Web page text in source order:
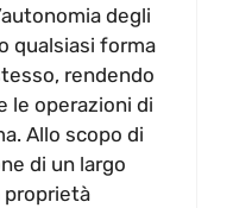
degli
qualsiasi forma
rendendo
le operazioni di
Allo scopo di
di un largo
proprietà